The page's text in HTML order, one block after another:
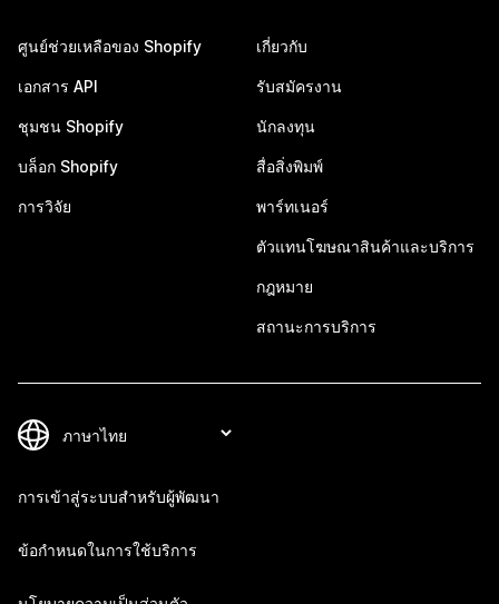
ศูนย์ช่วยเหลือของ Shopify
เอกสาร API
ชุมชน Shopify
บล็อก Shopify
การวิจัย
เกี่ยวกับ
รับสมัครงาน
นักลงทุน
สื่อสิ่งพิมพ์
พาร์ทเนอร์
ตัวแทนโฆษณาสินค้าและบริการ
กฎหมาย
สถานะการบริการ
การเข้าสู่ระบบสำหรับผู้พัฒนา
ข้อกำหนดในการใช้บริการ